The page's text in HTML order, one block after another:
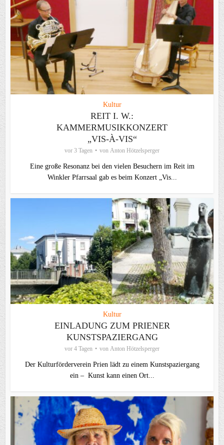
Kultur
REIT I. W.:
KAMMERMUSIKKONZERT
„VIS-À-VIS“
vor 3 Tagen von Anton Hötzelsperger
Eine große Resonanz bei den vielen Besuchern im Reit im
Winkler Pfarrsaal gab es beim Konzert „Vis...
Kultur
EINLADUNG ZUM PRIENER
KUNSTSPAZIERGANG
vor 4 Tagen von Anton Hötzelsperger
Der Kulturförderverein Prien lädt zu einem Kunstspaziergang
ein – Kunst kann einen Ort...